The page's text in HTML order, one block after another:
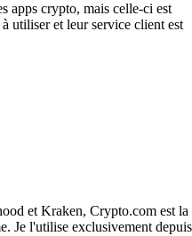
apps crypto, mais celle-ci est
utiliser et leur service client est
et Kraken, Crypto.com est la
Je l'utilise exclusivement depuis